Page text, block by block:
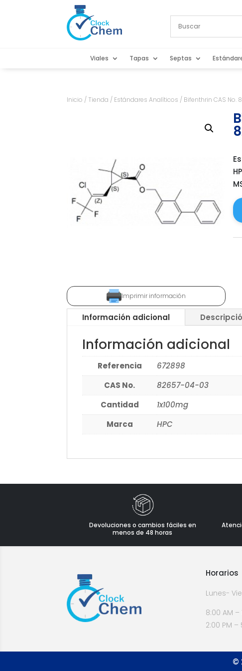
Viales Tapas Septas
Inicio / Tienda / Estándares Analíticos / Bifenthrin CAS No.
Imprimir información
Información adicional
Información adicional
Referencia
672898
CAS No.
82657-04-03
Cantidad
1x100mg
Marca
HPC
Devoluciones o cambios fáciles en
menos de 48 horas
Horarios
Lunes-
8:00 AM –
2:00 PM –
©